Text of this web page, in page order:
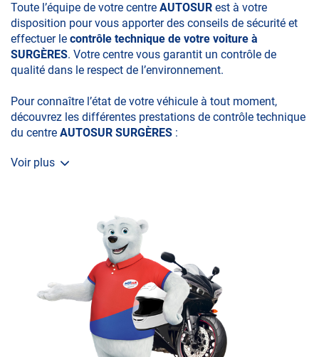
Toute l’équipe de votre centre AUTOSUR est à votre
disposition pour vous apporter des conseils de sécurité et
effectuer le contrôle technique de votre voiture à
SURGÈRES. Votre centre vous garantit un contrôle de
qualité dans le respect de l’environnement.
Pour connaître l’état de votre véhicule à tout moment,
découvrez les différentes prestations de contrôle technique
du centre AUTOSUR SURGÈRES :
• le contrôle technique obligatoire
• le contrôle pollution
• le contrôle des véhicules hybrides ou électriques
• le contrôle technique des véhicules GPL/Gaz*
• le contrôle de la Catégorie L (moto, scooter, mobylette, 3
roues, quad, voiturette, voiture sans permis)
Voir plus